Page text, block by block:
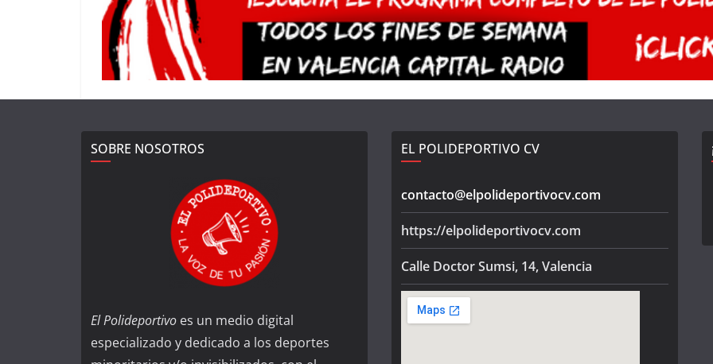
SOBRE NOSOTROS
El Polideportivo es un medio digital
especializado y dedicado a los deportes
EL POLIDEPORTIVO CV
contacto@elpolideportivocv.com
https://elpolideportivocv.com
Calle Doctor Sumsi, 14, Valencia